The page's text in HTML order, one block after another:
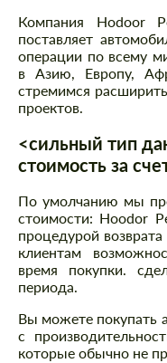
Компания Hodoor
поставляет
операции по всему
в Азию, Европу,
стремимся
проектов.
<сильный тип
стоимость за
По умолчанию мы
стоимости: Hoodor
процедурой
клиентам
время покупки.
периода.
Вы можете покупать
с
которые обычно не